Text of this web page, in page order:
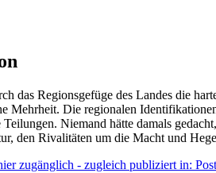
das Regionsgefüge des Landes die
Die regionalen
Niemand hätte damals
den Rivalitäten um die Macht und
zugänglich - zugleich publiziert in: